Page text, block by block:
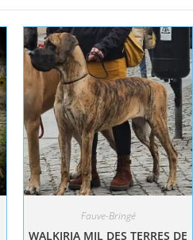
Fauve-Bringé
WALKIRIA MJL DES TERRES DE